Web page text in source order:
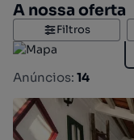
A nossa oferta
Filtros
Anúncios: 14